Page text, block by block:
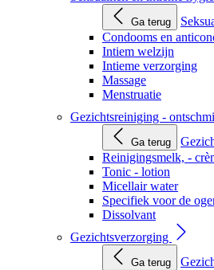
Ga terug
Condooms en
Intiem welzijn
Intieme verzorging
Massage
Menstruatie
Gezichtsreiniging -
Ga terug
Reinigingsmelk, -
Tonic - lotion
Micellair water
Specifiek voor de
Dissolvant
Gezichtsverzorging
Ga terug